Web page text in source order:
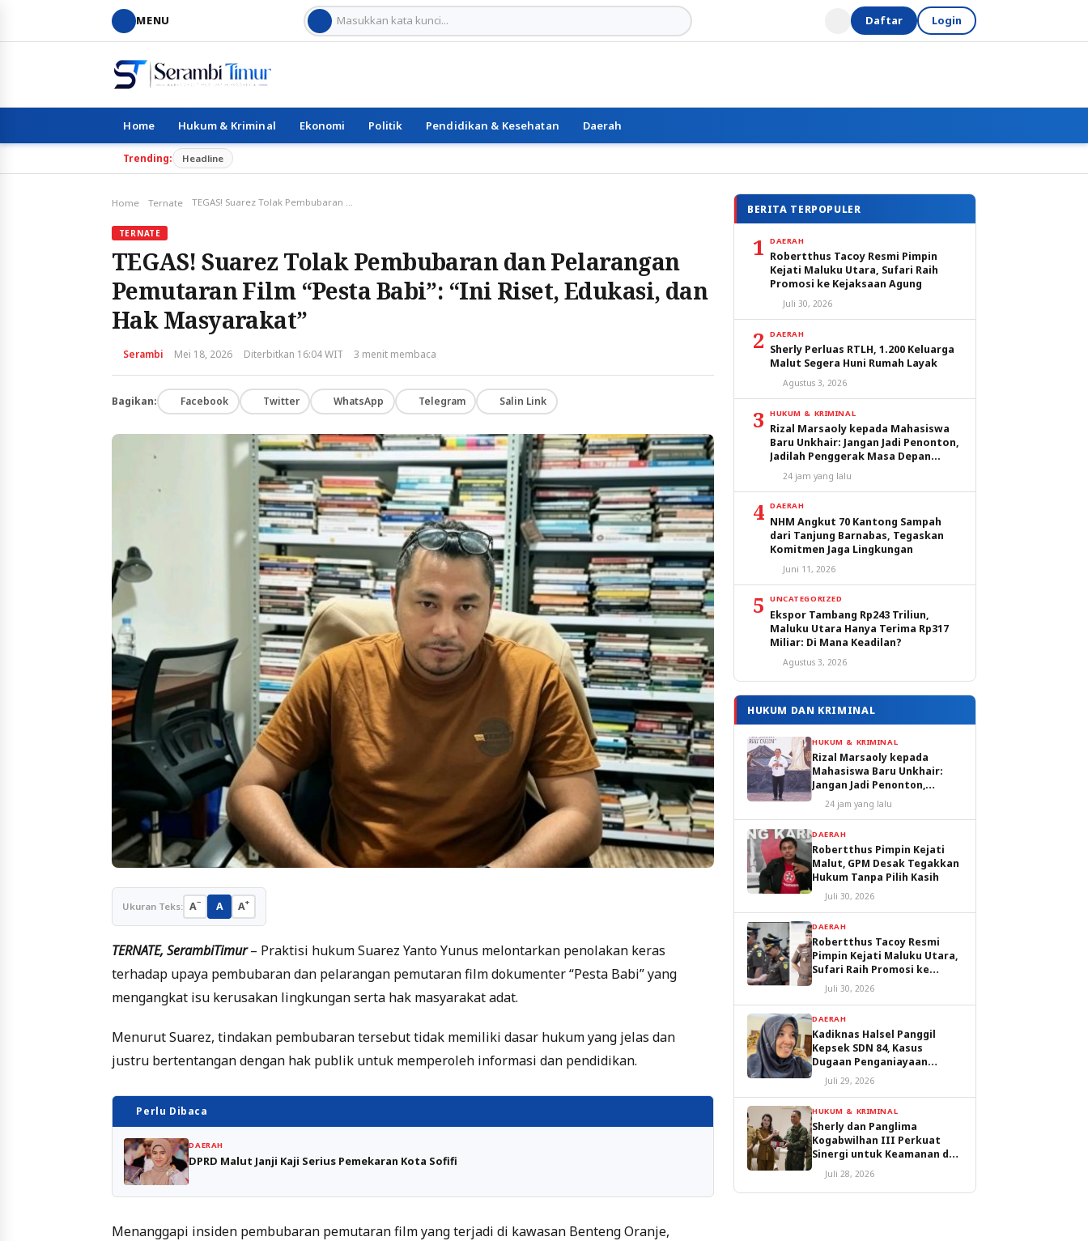
MENU Daftar Login
Home Hukum & Kriminal Ekonomi Politik Pendidikan & Kesehatan Daerah
Trending: Headline
Home Ternate TEGAS! Suarez Tolak Pembubaran dan Pelarangan Pemutaran Film “Pesta Babi”: “Ini Riset, Edukasi, dan Hak Masyarakat”
TERNATE
TEGAS! Suarez Tolak Pembubaran dan Pelarangan
Pemutaran Film “Pesta Babi”: “Ini Riset, Edukasi, dan
Hak Masyarakat”
Serambi Mei 18, 2026 Diterbitkan 16:04 WIT 3 menit membaca
Bagikan: Facebook Twitter WhatsApp Telegram Salin Link
Ukuran Teks: A− A A+
TERNATE, SerambiTimur– Praktisi hukum Suarez Yanto Yunus melontarkan penolakan keras
terhadap upaya pembubaran dan pelarangan pemutaran film dokumenter “Pesta Babi” yang
mengangkat isu kerusakan lingkungan serta hak masyarakat adat.
Menurut Suarez, tindakan pembubaran tersebut tidak memiliki dasar hukum yang jelas dan
justru bertentangan dengan hak publik untuk memperoleh informasi dan pendidikan.
Perlu Dibaca
DAERAH
DPRD Malut Janji Kaji Serius Pemekaran Kota Sofifi
Menanggapi insiden pembubaran pemutaran film yang terjadi di kawasan Benteng Oranje,
BERITA TERPOPULER
1 DAERAH
Robertthus Tacoy Resmi Pimpin
Kejati Maluku Utara, Sufari Raih
Promosi ke Kejaksaan Agung
Juli 30, 2026
2 DAERAH
Sherly Perluas RTLH, 1.200 Keluarga
Malut Segera Huni Rumah Layak
Agustus 3, 2026
3 HUKUM & KRIMINAL
Rizal Marsaoly kepada Mahasiswa
Baru Unkhair: Jangan Jadi Penonton,
Jadilah Penggerak Masa Depan
Ternate dan Maluku Utara
24 jam yang lalu
4 DAERAH
NHM Angkut 70 Kantong Sampah
dari Tanjung Barnabas, Tegaskan
Komitmen Jaga Lingkungan
Juni 11, 2026
5 UNCATEGORIZED
Ekspor Tambang Rp243 Triliun,
Maluku Utara Hanya Terima Rp317
Miliar: Di Mana Keadilan?
Agustus 3, 2026
HUKUM DAN KRIMINAL
HUKUM & KRIMINAL
Rizal Marsaoly kepada
Mahasiswa Baru Unkhair:
Jangan Jadi Penonton,
Jadilah Penggerak Masa
Depan Ternate dan Maluku
24 jam yang lalu
DAERAH
Robertthus Pimpin Kejati
Malut, GPM Desak Tegakkan
Hukum Tanpa Pilih Kasih
Juli 30, 2026
DAERAH
Robertthus Tacoy Resmi
Pimpin Kejati Maluku Utara,
Sufari Raih Promosi ke
Kejaksaan Agung
Juli 30, 2026
DAERAH
Kadiknas Halsel Panggil
Kepsek SDN 84, Kasus
Dugaan Penganiayaan
Diproses
Juli 29, 2026
HUKUM & KRIMINAL
Sherly dan Panglima
Kogabwilhan III Perkuat
Sinergi untuk Keamanan dan
Pembangunan Malut
Juli 28, 2026